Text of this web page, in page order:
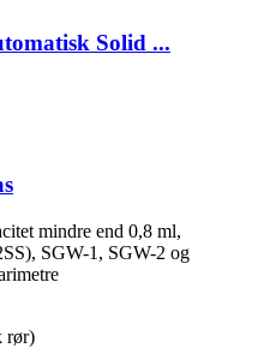
Solid ...
mindre end 0,8 ml,
SGW-1, SGW-2 og